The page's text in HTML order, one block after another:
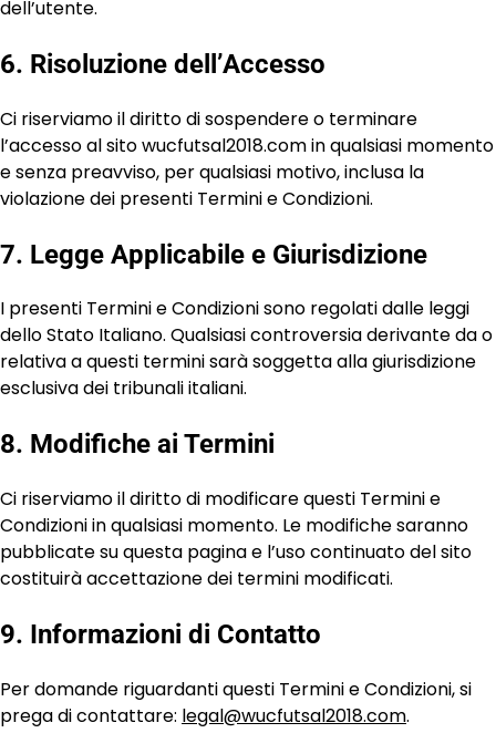
dell’utente.
6. Risoluzione dell’Accesso
Ci riserviamo il diritto di sospendere o terminare
l’accesso al sito wucfutsal2018.com in qualsiasi momento
e senza preavviso, per qualsiasi motivo, inclusa la
violazione dei presenti Termini e Condizioni.
7. Legge Applicabile e Giurisdizione
I presenti Termini e Condizioni sono regolati dalle leggi
dello Stato Italiano. Qualsiasi controversia derivante da o
relativa a questi termini sarà soggetta alla giurisdizione
esclusiva dei tribunali italiani.
8. Modifiche ai Termini
Ci riserviamo il diritto di modificare questi Termini e
Condizioni in qualsiasi momento. Le modifiche saranno
pubblicate su questa pagina e l’uso continuato del sito
costituirà accettazione dei termini modificati.
9. Informazioni di Contatto
Per domande riguardanti questi Termini e Condizioni, si
prega di contattare: legal@wucfutsal2018.com.